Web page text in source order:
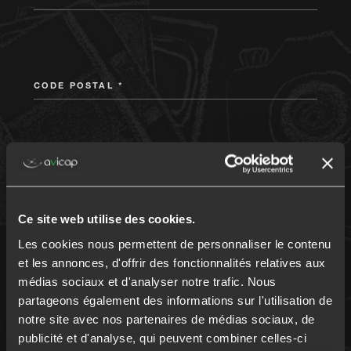
Ce site web utilise des cookies.
Les cookies nous permettent de personnaliser le contenu
et les annonces, d'offrir des fonctionnalités relatives aux
médias sociaux et d'analyser notre trafic. Nous
partageons également des informations sur l'utilisation de
notre site avec nos partenaires de médias sociaux, de
publicité et d'analyse, qui peuvent combiner celles-ci
CODE POSTAL *
MONTANT DU PRÊT